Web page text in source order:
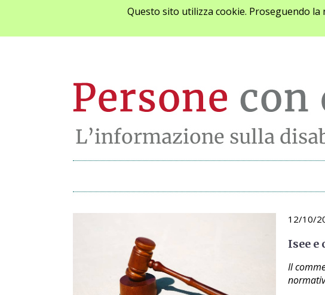
Questo sito utilizza cookie. Proseguendo
Archivio notizie 12/10/
Isee
Il